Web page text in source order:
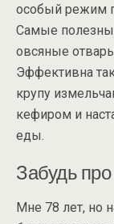
особый режим
Самые
овсяные
Эффективна
крупу
кефиром и
еды.
Забудь
Мне 78 лет, но